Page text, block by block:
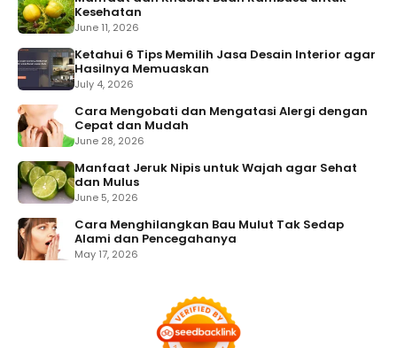
Kesehatan
June 11, 2026
Ketahui 6 Tips Memilih Jasa Desain Interior agar
Hasilnya Memuaskan
July 4, 2026
Cara Mengobati dan Mengatasi Alergi dengan
Cepat dan Mudah
June 28, 2026
Manfaat Jeruk Nipis untuk Wajah agar Sehat
dan Mulus
June 5, 2026
Cara Menghilangkan Bau Mulut Tak Sedap
Alami dan Pencegahanya
May 17, 2026